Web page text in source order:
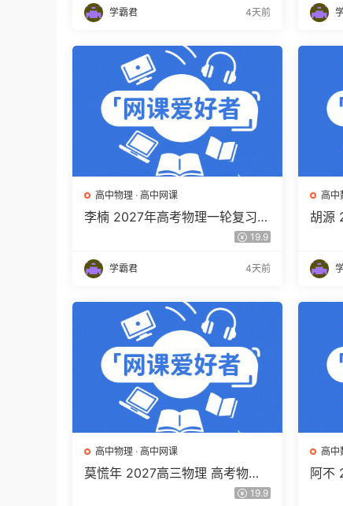
学霸君 4天前
高中物理 · 高中网课
李楠 2027年高考物理一轮复习网
课教程 高三物理 上学期暑假班视
19.9
学霸君 4天前
高中
胡源
高
高中物理 · 高中网课
莫慌年 2027高三物理 高考物理
19.9
高中
阿不
程